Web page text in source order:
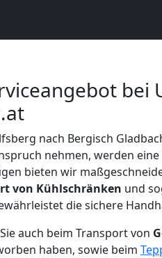
nach Bergisch
nehmen, werden
bieten wir
von Kühlschränken und
die sichere
auch beim Transport von
haben, sowie beim